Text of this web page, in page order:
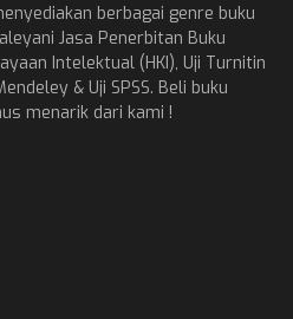
berbagai genre buku
Jasa Penerbitan Buku
Intelektual (HKI), Uji Turnitin
& Uji SPSS. Beli buku
menarik dari kami !